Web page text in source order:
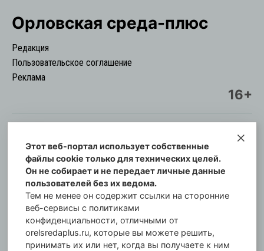
Орловская cреда-плюс
Редакция
Пользовательское соглашение
Реклама
16+
© Информационный городской портал
Орловская cреда-плюс, 2021-2026
Свидетельство о регистрации СМИ: ПИ №57-
00254 от 29 октября 2013 г.
Газета зарегистрирована Управлением
Федеральной службы по надзору в сфере связи,
информационных технологий и массовых
коммуникаций по Орловской области.
Этот веб-портал использует собственные
файлы cookie только для технических целей.
Он не собирает и не передает личные данные
пользователей без их ведома.
Тем не менее он содержит ссылки на сторонние
веб-сервисы с политиками
конфиденциальности, отличными от
orelsredaplus.ru, которые вы можете решить,
принимать их или нет, когда вы получаете к ним